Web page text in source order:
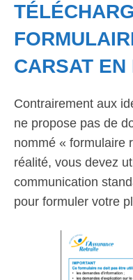
CARSAT EN
Contrairement aux
ne propose pas de
nommé « formulaire
réalité, vous devez
communication
pour formuler votre